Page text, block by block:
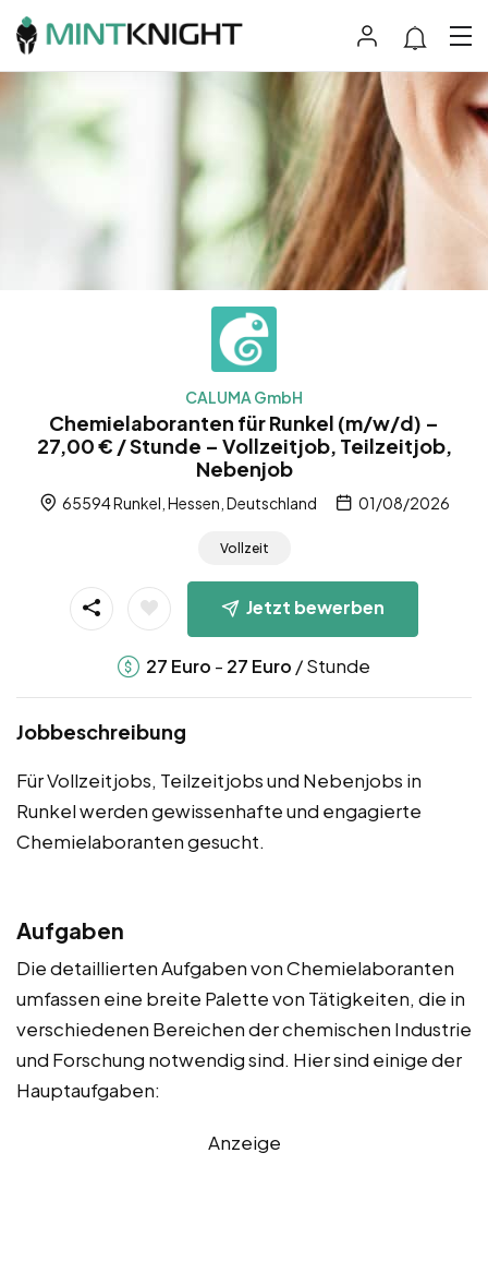
CALUMA GmbH
Chemielaboranten für Runkel (m/w/d) –
27,00 € / Stunde – Vollzeitjob, Teilzeitjob,
Nebenjob
65594 Runkel, Hessen, Deutschland 01/08/2026
Vollzeit
Jetzt bewerben
27 Euro - 27 Euro / Stunde
Jobbeschreibung
Für Vollzeitjobs, Teilzeitjobs und Nebenjobs in
Runkel werden gewissenhafte und engagierte
Chemielaboranten gesucht.
Aufgaben
Die detaillierten Aufgaben von Chemielaboranten
umfassen eine breite Palette von Tätigkeiten, die in
verschiedenen Bereichen der chemischen Industrie
und Forschung notwendig sind. Hier sind einige der
Hauptaufgaben:
Anzeige